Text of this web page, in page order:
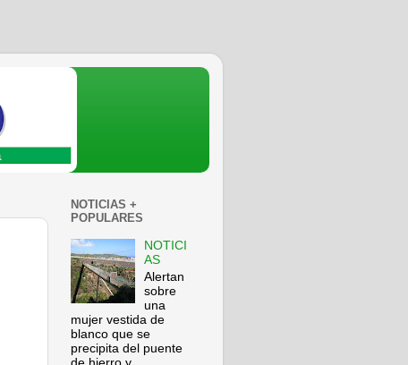
NOTICIAS +
POPULARES
NOTICI
AS
Alertan
sobre
una
mujer vestida de
blanco que se
precipita del puente